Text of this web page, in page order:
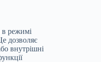
режимі
дозволяє
внутрішні